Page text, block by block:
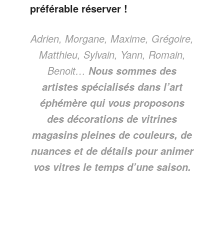
préférable réserver !
Adrien, Morgane, Maxime, Grégoire,
Matthieu, Sylvain, Yann, Romain,
Benoit… Nous sommes des
artistes spécialisés dans l’art
éphémère qui vous proposons
des décorations de vitrines
magasins pleines de couleurs, de
nuances et de détails pour animer
vos vitres le temps d’une saison.